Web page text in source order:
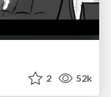
2 52k